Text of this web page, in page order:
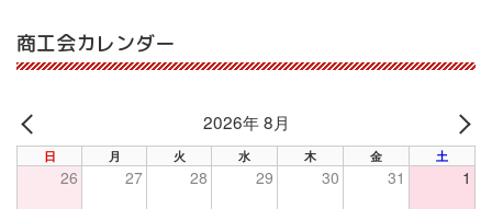
商工会カレンダー
PREV
2026年 8月
日 月 火 水 木 金 土
26 27 28 29 30 31 1